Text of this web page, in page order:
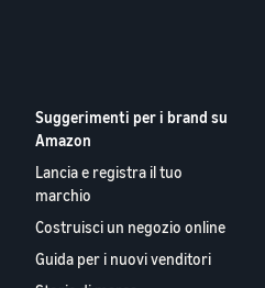
Suggerimenti per i brand su
Amazon
Lancia e registra il tuo
marchio
Costruisci un negozio online
Guida per i nuovi venditori